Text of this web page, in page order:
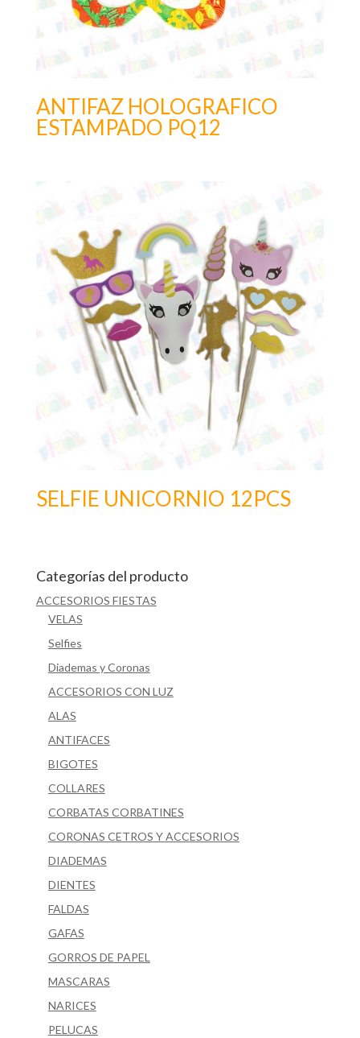
ANTIFAZ HOLOGRAFICO
ESTAMPADO PQ12
SELFIE UNICORNIO 12PCS
Categorías del producto
ACCESORIOS FIESTAS
VELAS
Selfies
Diademas y Coronas
ACCESORIOS CON LUZ
ALAS
ANTIFACES
BIGOTES
COLLARES
CORBATAS CORBATINES
CORONAS CETROS Y ACCESORIOS
DIADEMAS
DIENTES
FALDAS
GAFAS
GORROS DE PAPEL
MASCARAS
NARICES
PELUCAS